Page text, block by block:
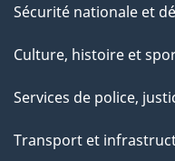
Sécurité nationale et
Culture, histoire et
Services de police,
Transport et